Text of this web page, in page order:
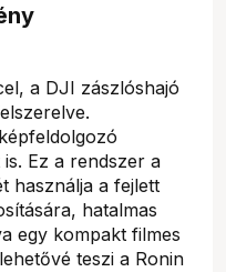
a DJI zászlóshajó
Ez a rendszer a
használja a fejlett
hatalmas
egy kompakt filmes
teszi a Ronin